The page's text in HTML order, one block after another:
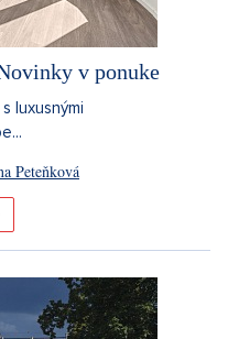
v ponuke
luxusnými
Peteňková